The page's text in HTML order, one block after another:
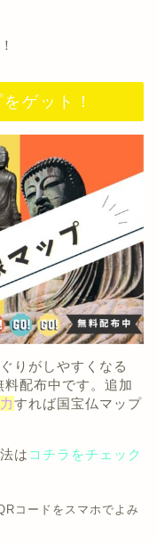
！
ゲット！
りがしやすくなる
配布中 です。追加
すれば国宝仏マップ
は コチラをチェック
コードをスマホでよみ